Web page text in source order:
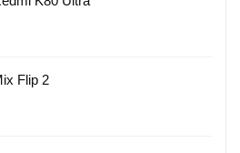
Flip 2